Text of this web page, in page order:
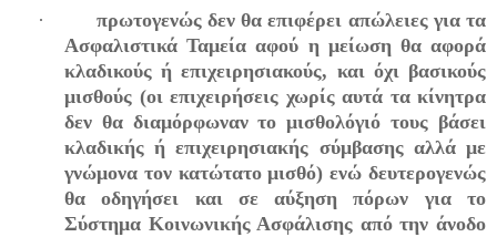
·
πρωτογενώς δεν θα επιφέρει απώλειες για τα
Ασφαλιστικά Ταμεία αφού η μείωση θα αφορά
κλαδικούς ή επιχειρησιακούς, και όχι βασικούς
μισθούς (οι επιχειρήσεις χωρίς αυτά τα κίνητρα
δεν θα διαμόρφωναν το μισθολόγιό τους βάσει
κλαδικής ή επιχειρησιακής σύμβασης αλλά με
γνώμονα τον κατώτατο μισθό) ενώ δευτερογενώς
θα οδηγήσει και σε αύξηση πόρων για το
Σύστημα Κοινωνικής Ασφάλισης από την άνοδο